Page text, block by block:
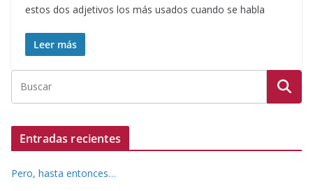
estos dos adjetivos los más usados cuando se habla
Leer más
Entradas recientes
Pero, hasta entonces…